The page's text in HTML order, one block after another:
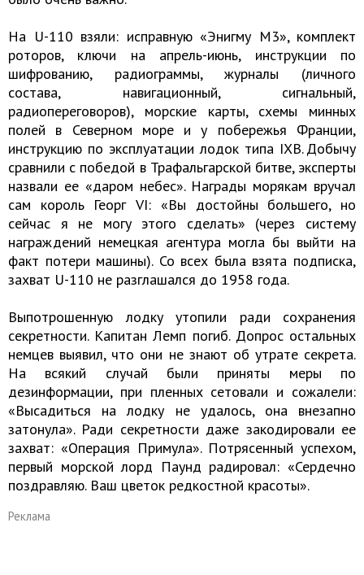
На U-110 взяли: исправную «Энигму М3», комплект
роторов, ключи на апрель-июнь, инструкции по
шифрованию, радиограммы, журналы (личного
состава, навигационный, сигнальный,
радиопереговоров), морские карты, схемы минных
полей в Северном море и у побережья Франции,
инструкцию по эксплуатации лодок типа IXB. Добычу
сравнили с победой в Трафальгарской битве, эксперты
назвали ее «даром небес». Награды морякам вручал
сам король Георг VI: «Вы достойны большего, но
сейчас я не могу этого сделать» (через систему
награждений немецкая агентура могла бы выйти на
факт потери машины). Со всех была взята подписка,
захват U-110 не разглашался до 1958 года.
Выпотрошенную лодку утопили ради сохранения
секретности. Капитан Лемп погиб. Допрос остальных
немцев выявил, что они не знают об утрате секрета.
На всякий случай были приняты меры по
дезинформации, при пленных сетовали и сожалели:
«Высадиться на лодку не удалось, она внезапно
затонула». Ради секретности даже закодировали ее
захват: «Операция Примула». Потрясенный успехом,
первый морской лорд Паунд радировал: «Сердечно
поздравляю. Ваш цветок редкостной красоты».
Реклама